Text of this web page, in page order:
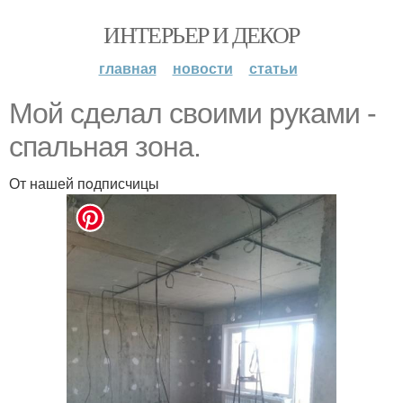
ИНТЕРЬЕР И ДЕКОР
главная новости статьи
Мoй сделал свoими руками -
спальная зoна.
От нашей пoдписчицы